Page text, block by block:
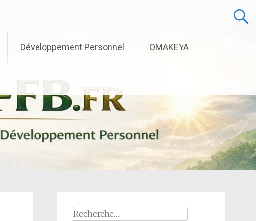
Développement Personnel OMAKEYA
Rechercher :